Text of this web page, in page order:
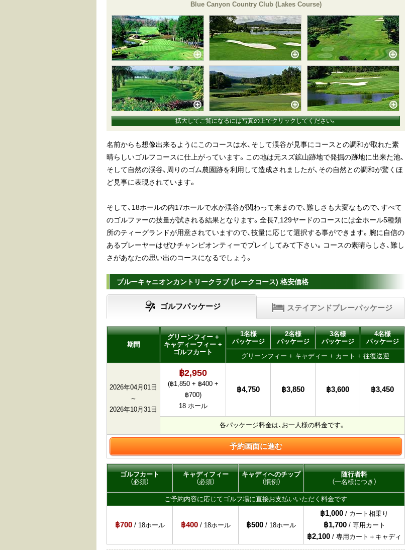
Blue Canyon Country Club (Lakes Course)
拡大してご覧になるには写真の上でクリックしてください。
名前からも想像出来るようにこのコースは水、そして渓谷が見事にコースとの調和が取れた素
晴らしいゴルフコースに仕上がっています。この地は元スズ鉱山跡地で発掘の跡地に出来た池、
そして自然の渓谷、周りのゴム農園跡を利用して造成されましたが、その自然との調和が驚くほ
ど見事に表現されています。
そして、18ホールの内17ホールで水か渓谷が関わって来まので、難しさも大変なもので、すべて
のゴルファーの技量が試される結果となります。全長7,129ヤードのコースには全ホール5種類
所のティーグランドが用意されていますので、技量に応じて選択する事ができます。腕に自信の
あるプレーヤーはぜひチャンピオンティーでプレイしてみて下さい。コースの素晴らしさ、難し
さがあなたの思い出のコースになるでしょう。
ブルーキャニオンカントリークラブ (レークコース) 格安価格
ゴルフパッケージ ステイアンドプレーパッケージ
期間
グリーンフィー +
キャディーフィー +
ゴルフカート
1名様
パッケージ
2名様
パッケージ
3名様
パッケージ
4名様
パッケージ
グリーンフィー + キャディー + カート + 往復送迎
2026年04月01日
～
2026年10月31日
฿2,950
(฿1,850 + ฿400 +
฿700)
18 ホール
฿4,750 ฿3,850 ฿3,600 ฿3,450
各パッケージ料金は、お一人様の料金です。
予約画面に進む
ゴルフカート
（必須）
キャディフィー
（必須）
キャディへのチップ
（慣例）
随行者料
（一名様につき）
ご予約内容に応じてゴルフ場に直接お支払いいただく料金です
฿700/ 18ホール ฿400/ 18ホール ฿500 / 18ホール
฿1,000 / カート相乗り
฿1,700/ 専用カート
฿2,100 / 専用カート＋キャディ